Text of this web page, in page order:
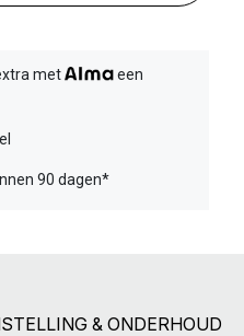
met een
90 dagen*
& ONDERHOUD